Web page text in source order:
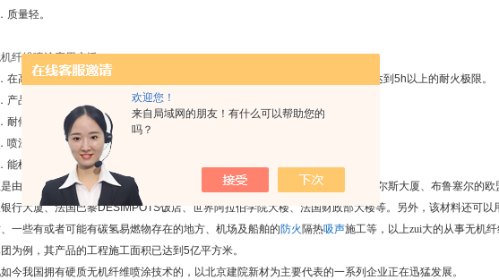
欢迎您！
来自局域网的朋友！有什么可以帮助您的
吗？
质量轻。
纤维喷涂应用广泛
在高温火场中，厚度没有明显变化，涂层不熔化、不脱落，能够使被保护构件达到 5h 以上的耐火极限。
产品经济，包括材料费、生产费和施工费的总费用低。
耐候性好，能长时间经受昼夜温差和四季温差以及紫外线的侵袭。
喷涂后形成的复杂孔隙起到
能根据用户需要做外观装饰。
由于以上特点，无机纤维喷涂在国外已经得到了广泛的应用。例如芝加哥的西尔斯大厦、布鲁塞尔的
行大厦、法国巴黎DESIMPOTS饭店、世界阿拉伯学院大楼、法国财政部大楼等。另外，该材料还可以
一些有或者可能有碳氢易燃物存在的地方、机场及船舶的防火 隔热吸声施工等，以上zui大的从事无机
为例，其产品的工程施工面积已达到 5亿平方米。
今我国拥有硬质无机纤维喷涂技术的，以北京建院新材为主要代表的一系列企业正在迅猛发展。